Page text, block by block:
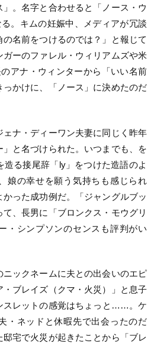
。名字と合わせると「ノース・ウ
。キムの妊娠中、メディアが冗談
名前をつけるのでは？」と報じて
ーのファレル・ウィリアムズや米
アナ・ウィンターから「いい名前
かけに、「ノース」に決めたのだ
ナ・ディーワン夫妻に同じく昨年
と名づけられた。いつまでも、を
る接尾辞「ly」をつけた造語のよ
娘の幸せを願う気持ちも感じられ
った成功例だ。「ジャングルブッ
、長男に「ブロンクス・モウグリ
・シンプソンのセンスも評判がい
ックネームに夫との出会いのエピ
ブレイズ（クマ・火災）」と息子
スレットの感覚はちょっと……。ケ
・ネッドと休暇先で出会ったのだ
宅で火災が起きたことから「ブレ